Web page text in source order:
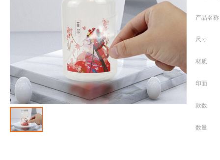
产品名称
尺寸
材质
印面
款数
数量